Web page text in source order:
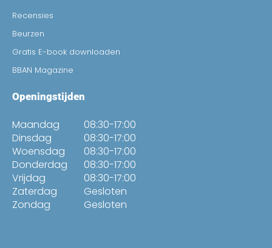
Recensies
Beurzen
Gratis E-book downloaden
BBAN Magazine
Openingstijden
Maandag
Dinsdag
Woensdag
Donderdag
Vrijdag
Zaterdag
Zondag
08:30-17:00
08:30-17:00
08:30-17:00
08:30-17:00
08:30-17:00
Gesloten
Gesloten